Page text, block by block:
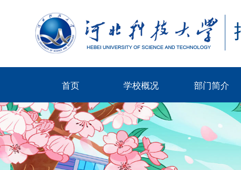
首页 学校概况 部门简介